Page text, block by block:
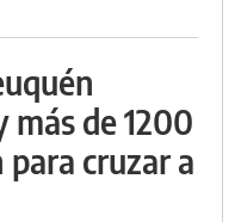
más de 1200
cruzar a